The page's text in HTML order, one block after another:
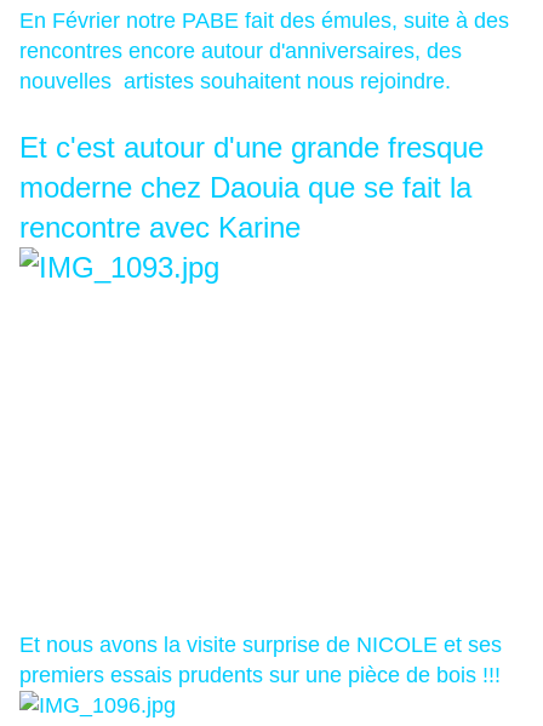
En Février notre PABE fait des émules, suite à des
rencontres encore autour d'anniversaires, des
nouvelles artistes souhaitent nous rejoindre.
Et c'est autour d'une grande fresque
moderne chez Daouia que se fait la
rencontre avec Karine
Et nous avons la visite surprise de NICOLE et ses
premiers essais prudents sur une pièce de bois !!!